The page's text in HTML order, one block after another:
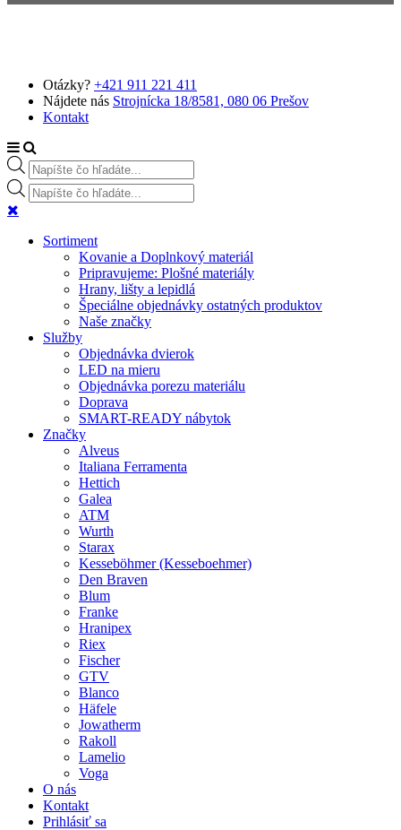
Otázky? +421 911 221 411
Nájdete nás Strojnícka 18/8581, 080 06 Prešov
Kontakt
Products search
Products search
Sortiment
Kovanie a Doplnkový materiál
Pripravujeme: Plošné materiály
Hrany, lišty a lepidlá
Špeciálne objednávky ostatných produktov
Naše značky
Služby
Objednávka dvierok
LED na mieru
Objednávka porezu materiálu
Doprava
SMART-READY nábytok
Značky
Alveus
Italiana Ferramenta
Hettich
Galea
ATM
Wurth
Starax
Kesseböhmer (Kesseboehmer)
Den Braven
Blum
Franke
Hranipex
Riex
Fischer
GTV
Blanco
Häfele
Jowatherm
Rakoll
Lamelio
Voga
O nás
Kontakt
Prihlásiť sa